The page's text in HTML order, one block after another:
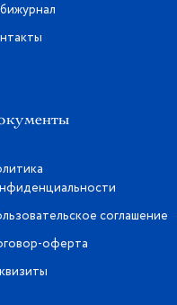
соглашение
оферта